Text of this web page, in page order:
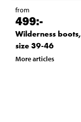
from
499:-
Wilderness boots,
size 39-46
More articles